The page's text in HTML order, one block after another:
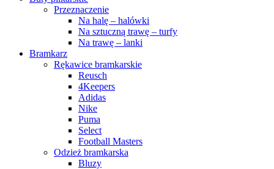
Przeznaczenie
Na halę – halówki
Na sztuczną trawę – turfy
Na trawę – lanki
Bramkarz
Rękawice bramkarskie
Reusch
4Keepers
Adidas
Nike
Puma
Select
Football Masters
Odzież bramkarska
Bluzy